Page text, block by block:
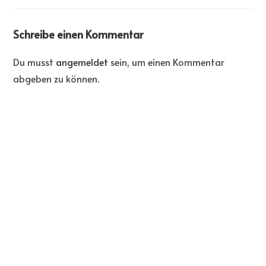
Schreibe einen Kommentar
Du musst angemeldet sein, um einen Kommentar
abgeben zu können.